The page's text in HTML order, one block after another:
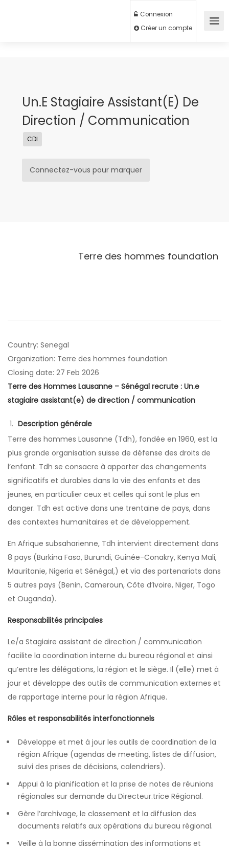
Connexion
Créer un compte
Un.e Stagiaire Assistant(e) De
Direction / Communication
CDI
Connectez-vous pour marquer
Terre des hommes foundation
Country: Senegal
Organization: Terre des hommes foundation
Closing date: 27 Feb 2026
Terre des Hommes Lausanne – Sénégal recrute : Un.e
stagiaire assistant(e) de direction / communication
Description générale
Terre des hommes Lausanne (Tdh), fondée en 1960, est la
plus grande organisation suisse de défense des droits de
l’enfant. Tdh se consacre à apporter des changements
significatifs et durables dans la vie des enfants et des
jeunes, en particulier ceux et celles qui sont le plus en
danger. Tdh est active dans une trentaine de pays, dans
des contextes humanitaires et de développement.
En Afrique subsaharienne, Tdh intervient directement dans
8 pays (Burkina Faso, Burundi, Guinée-Conakry, Kenya Mali,
Mauritanie, Nigeria et Sénégal,) et via des partenariats dans
5 autres pays (Benin, Cameroun, Côte d’Ivoire, Niger, Togo
et Ouganda).
Responsabilités principales
Le/a Stagiaire assistant de direction / communication
facilite la coordination interne du bureau régional et ainsi
qu’entre les délégations, la région et le siège. Il (elle) met à
jour et développe des outils de communication externes et
de rapportage interne pour la région Afrique.
Rôles et responsabilités interfonctionnels
Développe et met à jour les outils de coordination de la
région Afrique (agendas de meeting, listes de diffusion,
suivi des prises de décisions, calendriers).
Appui à la planification et la prise de notes de réunions
régionales sur demande du Directeur.trice Régional.
Gère l’archivage, le classement et la diffusion des
documents relatifs aux opérations du bureau régional.
Veille à la bonne dissémination des informations et